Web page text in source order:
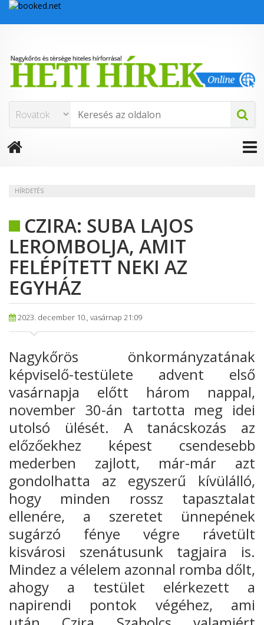
HÍRDETÉS
CZIRA: SUBA LAJOS
LEROMBOLJA, AMIT
FELÉPÍTETT NEKI AZ
EGYHÁZ
2023. december 10., vasárnap 21:09
Nagykőrös önkormányzatának
képviselő-testülete advent első
vasárnapja előtt három nappal,
november 30-án tartotta meg idei
utolsó ülését. A tanácskozás az
előzőekhez képest csendesebb
mederben zajlott, már-már azt
gondolhatta az egyszerű kívülálló,
hogy minden rossz tapasztalat
ellenére, a szeretet ünnepének
sugárzó fénye végre rávetült
kisvárosi szenátusunk tagjaira is.
Mindez a vélelem azonnal romba dőlt,
ahogy a testület elérkezett a
napirendi pontok végéhez, ami